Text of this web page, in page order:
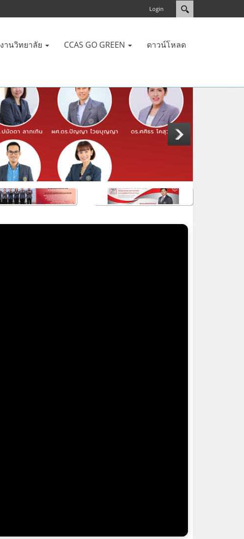
Login
งานวิทยาลัย CCAS GO GREEN ดาวน์โหลด